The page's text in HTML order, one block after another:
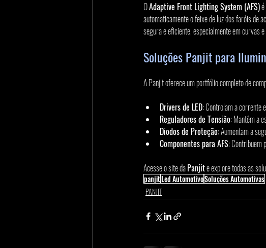
O Adaptive Front Lighting System (AFS)
automaticamente o feixe de luz dos faróis de
segura e eficiente, especialmente em curvas
Soluções Panjit para
A Panjit oferece um portfólio completo de
Drivers de LED: Controlam a corrente
Reguladores de Tensião: Mantêm a
Diodos de Proteção: Aumentam a
Componentes para AFS: Contribuem
Acesse o site da Panjit e explore todas as
panjitLed AutomotivoSoluções Automotivas
PANJIT